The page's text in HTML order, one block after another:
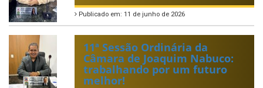
Publicado em: 11 de junho de 2026
11ª Sessão Ordinária da
Câmara de Joaquim Nabuco:
trabalhando por um futuro
melhor!